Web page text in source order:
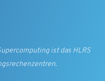
ist das HLRS